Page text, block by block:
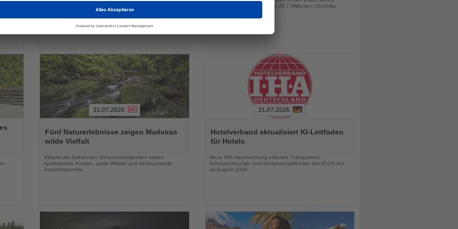
Monaten für Einnahmen von 25,7 Milliarden US-Dollar
Sie
die
31.07.2026
Fünf Naturerlebnisse zeigen Madeiras
wilde Vielfalt
Abseits der bekannten Sehenswürdigkeiten warten
spektakuläre Küsten, uralte Wälder und eindrucksvolle
Aussichtspunkte
Sie
die
31.07.2026
Hotelverband aktualisiert KI-Leitfaden
für Hotels
Neue IHA-Handreichung erläutert Transparenz-,
Kennzeichnungs- und Kompetenzpflichten des EU AI Act
ab August 2026